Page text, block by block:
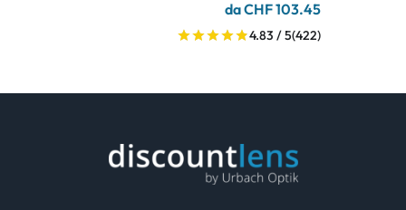
da CHF 103.45
4.83 / 5(422)